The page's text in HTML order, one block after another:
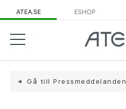
ATEA.SE ESHOP
Gå till Pressmeddelanden